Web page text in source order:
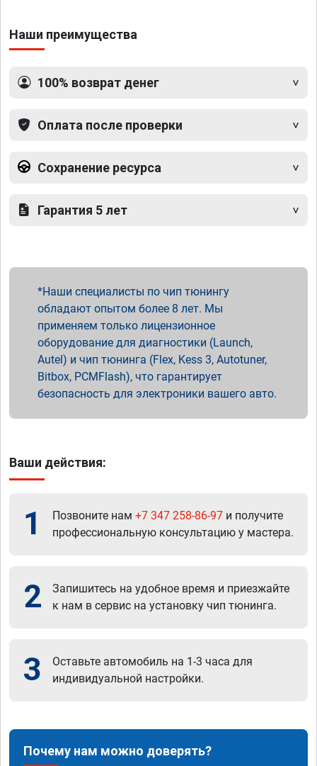
Наши преимущества
100% возврат денег
Оплата после проверки
Сохранение ресурса
Гарантия 5 лет
Наши специалисты по чип тюнингу
обладают опытом более 8 лет. Мы
применяем только лицензионное
оборудование для диагностики (Launch,
Autel) и чип тюнинга (Flex, Kess 3, Autotuner,
Bitbox, PCMFlash), что гарантирует
безопасность для электроники вашего авто.
Ваши действия:
1 Позвоните нам +7 347 258-86-97 и получите
профессиональную консультацию у мастера.
2
Запишитесь на удобное время и приезжайте
к нам в сервис на установку чип тюнинга.
3
Оставьте автомобиль на 1-3 часа для
индивидуальной настройки.
Почему нам можно доверять?